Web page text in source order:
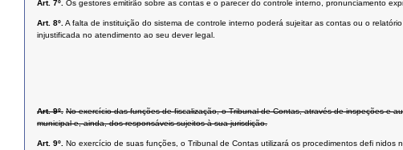
Art. 7º. Os gestores emitirão sobre as contas e o parecer do controle interno, pronunciamento
Art. 8º.A falta de instituição do sistema de controle interno poderá sujeitar as contas ou o
injustificada no atendimento ao seu dever legal.
Art. 9º. No exercício das funções de fiscalização, o Tribunal de Contas, através de inspeções e
municipal e, ainda, dos responsáveis sujeitos à sua jurisdição.
Art. 9º. No exercício de suas funções, o Tribunal de Contas utilizará os procedimentos defi